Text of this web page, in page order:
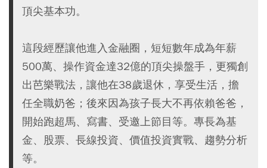
頂尖基本功。
這段經歷讓他進入金融圈，短短數年成為年薪
500萬、操作資金達32億的頂尖操盤手，更獨創
出芭樂戰法，讓他在38歲退休，享受生活，擔
任全職奶爸；後來因為孩子長大不再依賴爸爸，
開始跑超馬、寫書、受邀上節目等。專長為基
金、股票、長線投資、價值投資實戰、趨勢分析
等。